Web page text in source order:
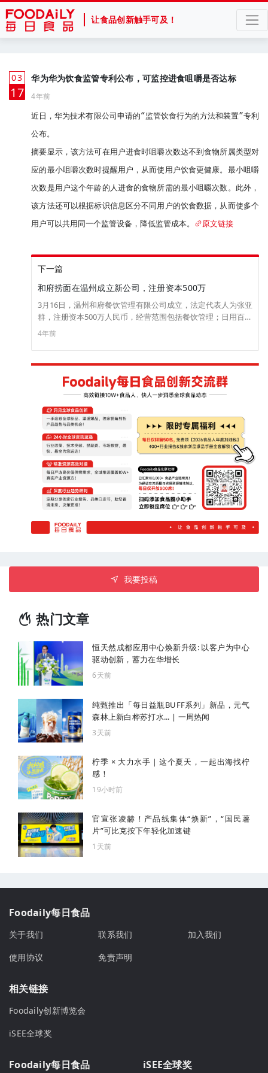
让食品创新触手可及！
03
月
17
华为华为饮食监管专利公布，可监控进食咀嚼是否达标
4年前
近日，华为技术有限公司申请的“监管饮食行为的方法和装置”专利
公布。
摘要显示，该方法可在用户进食时咀嚼次数达不到食物所属类型对
应的最小咀嚼次数时提醒用户，从而使用户饮食更健康。最小咀嚼
次数是用户这个年龄的人进食的食物所需的最小咀嚼次数。此外，
该方法还可以根据标识信息区分不同用户的饮食数据，从而使多个
用户可以共用同一个监管设备，降低监管成本。
原文链接
下一篇
和府捞面在温州成立新公司，注册资本500万
3月16日，温州和府餐饮管理有限公司成立，法定代表人为张亚
群，注册资本500万人民币，经营范围包括餐饮管理；日用百货
销售；厨具卫具及日用杂品批发、零售等。股东信息显示，该
公司由和府捞面关联公司江苏和府餐饮管理有限公司全资控
股。
4年前
我要投稿
热门文章
恒天然成都应用中心焕新升级: 以客户为中心
驱动创新，蓄力在华增长
6天前
纯甄推出「每日益瓶BUFF系列」新品，元气
森林上新白桦苏打水... | 一周热闻
3天前
柠季 × 大力水手｜这个夏天，一起出海找柠
感！
19小时前
官宣张凌赫！产品线集体“焕新”，“国民薯
片”可比克按下年轻化加速键
1天前
Foodaily每日食品
关于我们 联系我们
加入我们
使用协议
免责声明
相关链接
Foodaily创新博览会
iSEE全球奖
Foodaily每日食品 iSEE全球奖